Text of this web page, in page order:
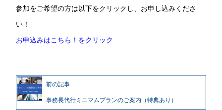
参加をご希望の方は以下をクリックし、お申し込みくださ
い！
お申込みはこちら！をクリック
前の記事
事務長代行ミニマムプランのご案内（特典あり）